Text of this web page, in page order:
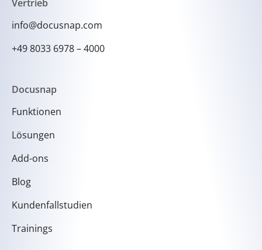
Vertrieb
info@docusnap.com
+49 8033 6978 – 4000
Docusnap
Funktionen
Lösungen
Add-ons
Blog
Kundenfallstudien
Trainings